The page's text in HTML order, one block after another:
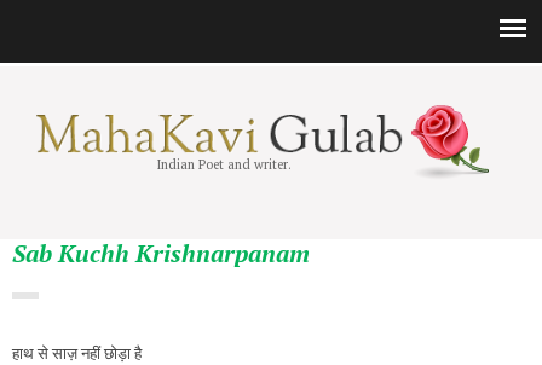
Indian Poet and writer.
Sab Kuchh Krishnarpanam
हाथ से साज़ नहीं छोड़ा है